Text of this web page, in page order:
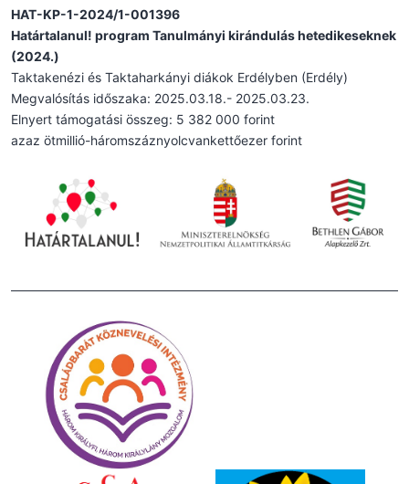
HAT-KP-1-2024/1-001396
Határtalanul! program Tanulmányi kirándulás hetedikeseknek
(2024.)
Taktakenézi és Taktaharkányi diákok Erdélyben (Erdély)
Megvalósítás időszaka: 2025.03.18.- 2025.03.23.
Elnyert támogatási összeg: 5 382 000 forint
azaz ötmillió-háromszáznyolcvankettőezer forint